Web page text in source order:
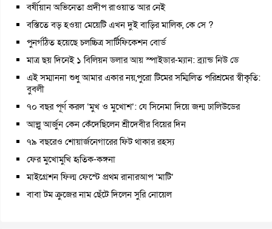
বর্ষীয়ান অভিনেতা প্রদীপ রাওয়াত আর নেই
বস্তিতে বড় হওয়া মেয়েটি এখন দুই বাড়ির মালিক, কে সে ?
পুনর্গঠিত হয়েছে চলচ্চিত্র সার্টিফিকেশন বোর্ড
মাত্র ছয় দিনেই ১ বিলিয়ন ডলার আয় স্পাইডার-ম্যান: ব্র্যান্ড নিউ ডে
এই সম্মাননা শুধু আমার একার নয়,পুরো টিমের সম্মিলিত পরিশ্রমের স্বীকৃতি:
বুবলী
৭০ বছর পূর্ণ করল ‘মুখ ও মুখোশ’: যে সিনেমা দিয়ে জন্ম ঢালিউডের
আল্লু আর্জুন কেন কেঁদেছিলেন শ্রীদেবীর বিয়ের দিন
৭৯ বছরেও শোয়ার্জনেগারের ফিট থাকার রহস্য
ফের মুখোমুখি হৃতিক-কঙ্গনা
মাইগ্রেশন ফিল্ম ফেস্টে প্রথম রানারআপ ‘মাটি’
বাবা টম ক্রুজের নাম ছেঁটে দিলেন সুরি নোয়েল